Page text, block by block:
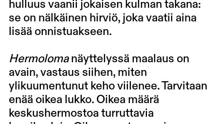
hulluus vaanii jokaisen kulman takana:
se on nälkäinen hirviö, joka vaatii aina
lisää onnistuakseen.
Hermolomanäyttelyssä maalaus on
avain, vastaus siihen, miten
ylikuumentunut keho viilenee. Tarvitaan
enää oikea lukko. Oikea määrä
keskushermostoa turruttavia